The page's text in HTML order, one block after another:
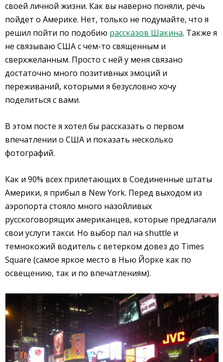
своей личной жизни. Как вы наверно поняли, речь
пойдет о Америке. Нет, только не подумайте, что я
решил пойти по подобию рассказов Шакина. Также я
не связываю США с чем-то священным и
сверхжеланным. Просто с ней у меня связано
достаточно много позитивных эмоций и
переживаний, которыми я безусловно хочу
поделиться с вами.
В этом посте я хотел бы рассказать о первом
впечатлении о США и показать несколько
фотографий.
Как и 90% всех прилетающих в Соединенные штаты
Америки, я прибыл в New York. Перед выходом из
аэропорта стояло много назойливых
русскоговорящих американцев, которые предлагали
свои услуги такси. Но выбор пал на shuttle и
темнокожий водитель с ветерком довез до Times
Square (самое яркое место в Нью Йорке как по
освещению, так и по впечатлениям).